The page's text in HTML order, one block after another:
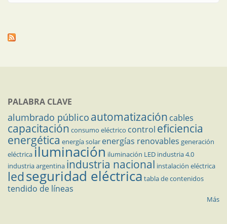
PALABRA CLAVE
alumbrado público automatización cables
capacitación consumo eléctrico control eficiencia
energética energía solar energías renovables generación
eléctricailuminación iluminación LED industria 4.0
industria argentina industria nacional instalación eléctrica
ledseguridad eléctrica tabla de contenidos
tendido de líneas
Más